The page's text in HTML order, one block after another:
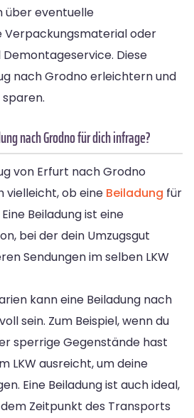
über eventuelle
Verpackungsmaterial oder
Diese
nach Grodno erleichtern und
nach Grodno für dich infrage?
von Erfurt nach Grodno
vielleicht, ob eine Beiladung für
Beiladung ist eine
bei der dein Umzugsgut
Sendungen im selben LKW
kann eine Beiladung nach
sein. Zum Beispiel, wenn du
sperrige Gegenstände hast
LKW ausreicht, um deine
Eine Beiladung ist auch ideal,
Zeitpunkt des Transports